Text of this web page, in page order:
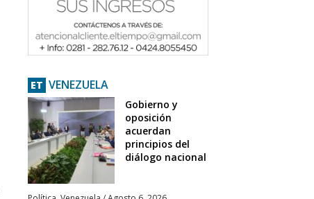
ET VENEZUELA
Gobierno y
oposición
acuerdan
principios del
diálogo nacional